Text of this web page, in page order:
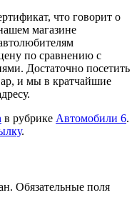
что говорит о
магазине
по сравнению с
Достаточно посетить
и мы в кратчайшие
в рубрике Автомобили 6.
.
Обязательные поля